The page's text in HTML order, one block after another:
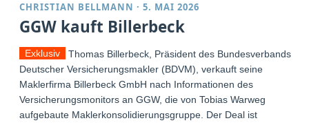
CHRISTIAN BELLMANN ·5. MAI 2026
GGW kauft Billerbeck
Exklusiv
Thomas Billerbeck, Präsident des Bundesverbands
Deutscher Versicherungsmakler (BDVM), verkauft seine
Maklerfirma Billerbeck GmbH nach Informationen des
Versicherungsmonitors an GGW, die von Tobias Warweg
aufgebaute Maklerkonsolidierungsgruppe. Der Deal ist